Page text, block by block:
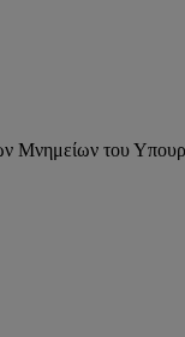
Μνημείων του